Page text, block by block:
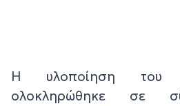
Η υλοποίηση του
ολοκληρώθηκε σε